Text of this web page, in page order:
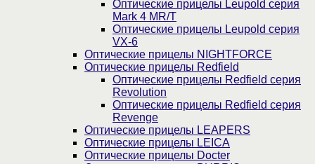
Оптические прицелы Leupold серия
Mark 4 MR/T
Оптические прицелы Leupold серия
VX-6
Оптические прицелы NIGHTFORCE
Оптические прицелы Redfield
Оптические прицелы Redfield серия
Revolution
Оптические прицелы Redfield серия
Revenge
Оптические прицелы LEAPERS
Оптические прицелы LEICA
Оптические прицелы Docter